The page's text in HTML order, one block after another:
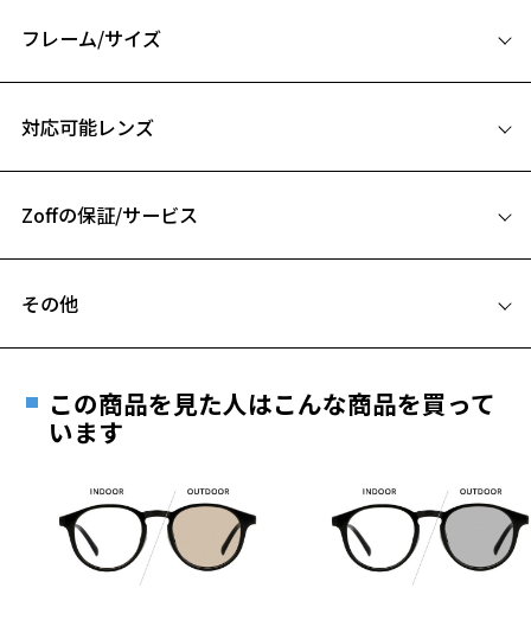
お気に入りリストはこちら
煩わしい「ズレ」を軽減する機能も兼ね備えています。
テンプルの内側バイカラーの要素を無くし、カラーレンズの要素が際
立つワントーンのカラーリングに。
サングラスページをみる
【使用上の注意】
因となります。炎天下の車内や砂浜等に放置しない様ご注意くださ
品名：サングラス
レンズの材質：プラスチック(コーティング)
レンズ枠の材質：プラスチック(塗装)
テンプルの材質：プラスチック(塗装)
可視光線透過率：60%
紫外線透過率：0.1%以下
フレーム/サイズ
B ブリッジ(鼻部分)の横幅：21mm
対応可能レンズ
フレームとレンズの合計料金を知りたい方へ
Zoffの保証/サービス
安心1 フレーム１年間品質保証
日または発送日より１年間修理又は交換させて頂
きます。
※保証期間内に交換が行われた場合、保証期間は初期の期間から
延長されません。
その他
ご希望のお客さまは、「レンズ交換券」をお選びのうえ、
最寄りのZoff実店舗にてレンズをお買い求めください。
※サングラスやパッケージ品では「レンズ交換券」はお選び
談ください。
この商品を見た人はこんな商品を買って
います